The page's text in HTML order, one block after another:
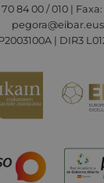
84 00 / 010 | Faxa:
pegora@eibar.eus
| DIR3